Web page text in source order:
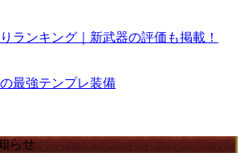
ランキング｜新武器の評価も掲載！
最強テンプレ装備
らせ